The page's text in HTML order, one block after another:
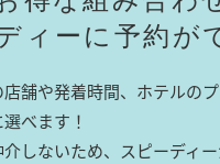
ィーに予約が
店舗や発着時間、ホテルの
べます！
しないため、スピーディ